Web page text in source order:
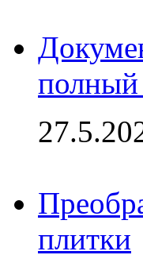
полный
плитки